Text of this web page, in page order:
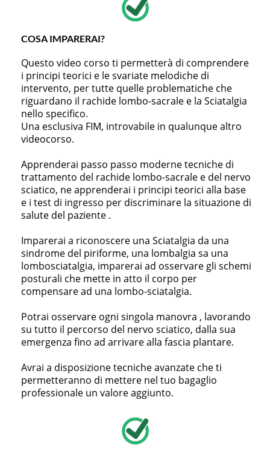
COSA IMPARERAI?
Questo video corso ti permetterà di comprendere
i principi teorici e le svariate melodiche di
intervento, per tutte quelle problematiche che
riguardano il rachide lombo-sacrale e la Sciatalgia
nello specifico.
Una esclusiva FIM, introvabile in qualunque altro
videocorso.
Apprenderai passo passo moderne tecniche di
trattamento del rachide lombo-sacrale e del nervo
sciatico, ne apprenderai i principi teorici alla base
e i test di ingresso per discriminare la situazione di
salute del paziente .
Imparerai a riconoscere una Sciatalgia da una
sindrome del piriforme, una lombalgia sa una
lombosciatalgia, imparerai ad osservare gli schemi
posturali che mette in atto il corpo per
compensare ad una lombo-sciatalgia.
Potrai osservare ogni singola manovra , lavorando
su tutto il percorso del nervo sciatico, dalla sua
emergenza fino ad arrivare alla fascia plantare.
Avrai a disposizione tecniche avanzate che ti
permetteranno di mettere nel tuo bagaglio
professionale un valore aggiunto.